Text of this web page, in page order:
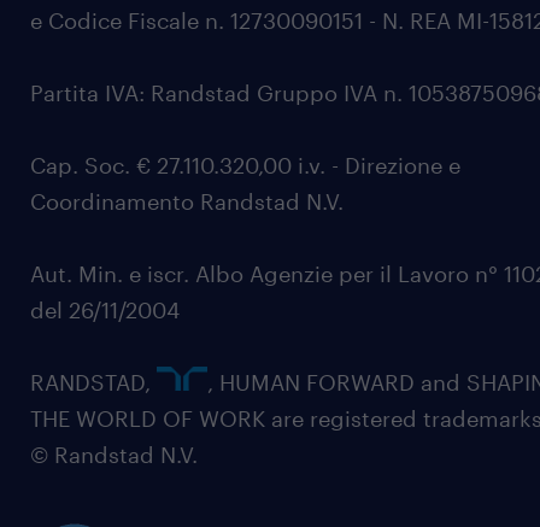
e Codice Fiscale n. 12730090151 - N. REA MI-
Partita IVA: Randstad Gruppo IVA n.
Cap. Soc. € 27.110.320,00 i.v. - Direzione e
Coordinamento Randstad N.V.
Aut. Min. e iscr. Albo Agenzie per il Lavoro n°
del 26/11/2004
RANDSTAD,
, HUMAN FORWARD and
THE WORLD OF WORK are registered
© Randstad N.V.